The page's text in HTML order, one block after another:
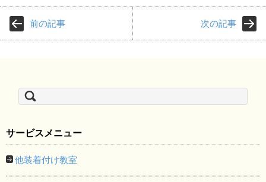
前の記事 次の記事
索:
サービスメニュー
他装着付け教室